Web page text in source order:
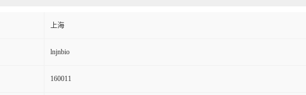
上海
lnjnbio
160011